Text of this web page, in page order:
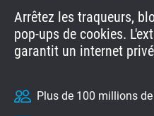
GHOSTERY PRIVACY SUITE
Bloqueur de publicités
Arrêtez les traqueurs,
pop-ups de cookies.
garantit un internet
Plus de 100 millions